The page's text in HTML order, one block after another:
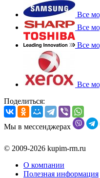
Все
Все
Все
Все
Поделиться:
Мы в мессенджерах
© 2009-2026 kupim-rm.ru
О компании
Полезная информация